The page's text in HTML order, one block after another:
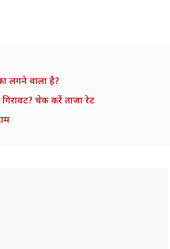
लगने वाला है?
चेक करें ताजा रेट